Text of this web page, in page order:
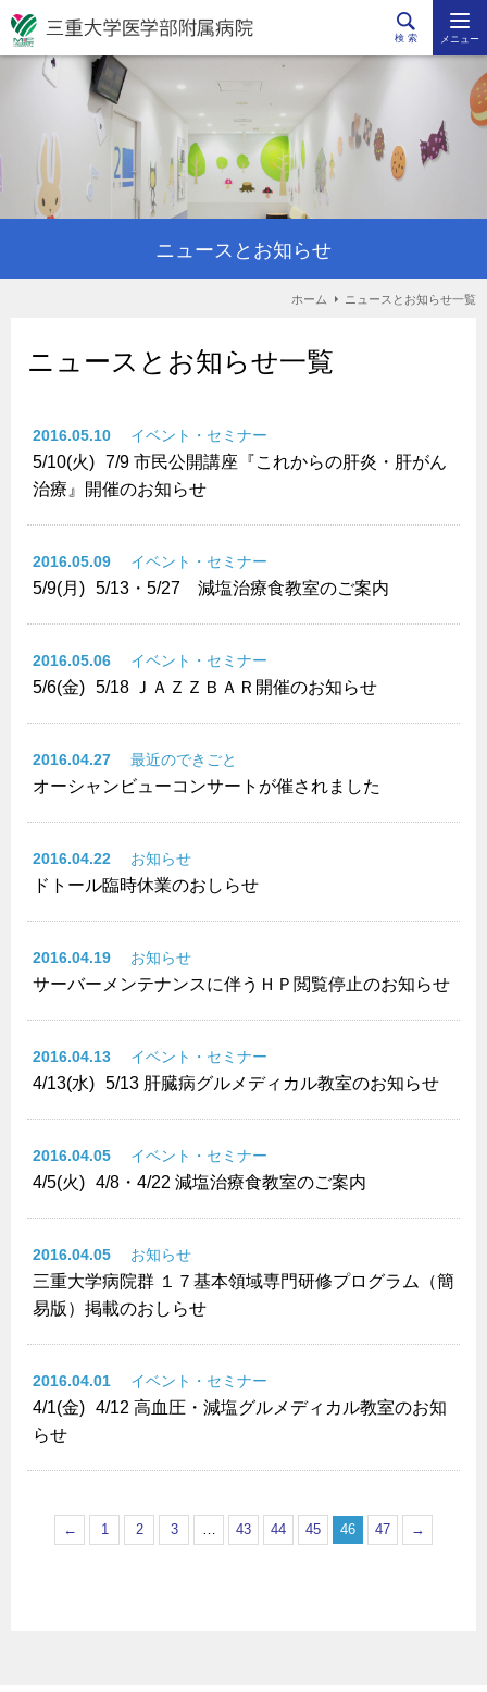
検 索 メニュー
ニュースとお知らせ
ホーム ニュースとお知らせ一覧
ニュースとお知らせ一覧
2016.05.10 イベント・セミナー
5/10(火) 7/9 市民公開講座『これからの肝炎・肝がん
治療』開催のお知らせ
2016.05.09 イベント・セミナー
5/9(月) 5/13・5/27 減塩治療食教室のご案内
2016.05.06 イベント・セミナー
5/6(金) 5/18 ＪＡＺＺＢＡＲ開催のお知らせ
2016.04.27 最近のできごと
オーシャンビューコンサートが催されました
2016.04.22 お知らせ
ドトール臨時休業のおしらせ
2016.04.19 お知らせ
サーバーメンテナンスに伴うＨＰ閲覧停止のお知らせ
2016.04.13 イベント・セミナー
4/13(水) 5/13 肝臓病グルメディカル教室のお知らせ
2016.04.05 イベント・セミナー
4/5(火) 4/8・4/22 減塩治療食教室のご案内
2016.04.05 お知らせ
三重大学病院群 １７基本領域専門研修プログラム（簡
易版）掲載のおしらせ
2016.04.01 イベント・セミナー
4/1(金) 4/12 高血圧・減塩グルメディカル教室のお知
らせ
← 1 2 3 … 43 44 45 46 47 →